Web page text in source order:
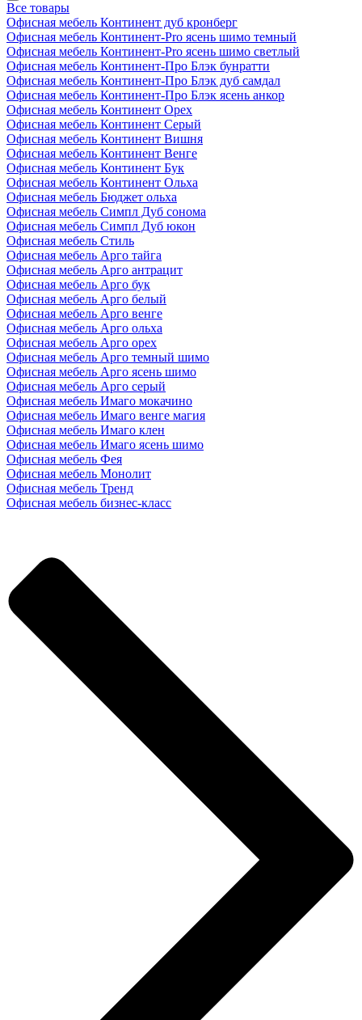
Все товары
Офисная мебель Континент дуб кронберг
Офисная мебель Континент-Pro ясень шимо темный
Офисная мебель Континент-Pro ясень шимо светлый
Офисная мебель Континент-Про Блэк бунратти
Офисная мебель Континент-Про Блэк дуб самдал
Офисная мебель Континент-Про Блэк ясень анкор
Офисная мебель Континент Орех
Офисная мебель Континент Серый
Офисная мебель Континент Вишня
Офисная мебель Континент Венге
Офисная мебель Континент Бук
Офисная мебель Континент Ольха
Офисная мебель Бюджет ольха
Офисная мебель Симпл Дуб сонома
Офисная мебель Симпл Дуб юкон
Офисная мебель Стиль
Офисная мебель Арго тайга
Офисная мебель Арго антрацит
Офисная мебель Арго бук
Офисная мебель Арго белый
Офисная мебель Арго венге
Офисная мебель Арго ольха
Офисная мебель Арго орех
Офисная мебель Арго темный шимо
Офисная мебель Арго ясень шимо
Офисная мебель Арго серый
Офисная мебель Имаго мокачино
Офисная мебель Имаго венге магия
Офисная мебель Имаго клен
Офисная мебель Имаго ясень шимо
Офисная мебель Фея
Офисная мебель Монолит
Офисная мебель Тренд
Офисная мебель бизнес-класс